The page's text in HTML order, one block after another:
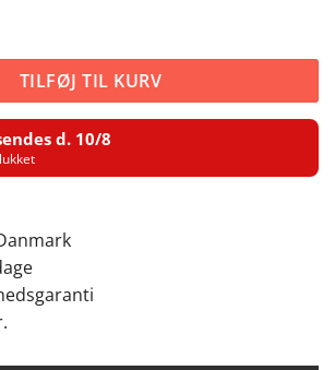
TILFØJ TIL KURV
d. 10/8